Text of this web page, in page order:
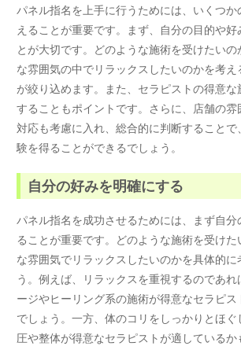
パネル指名を上手に行うためには、いくつか
えることが重要です。まず、自分の目的や好
とが大切です。どのような施術を受けたいの
な雰囲気の中でリラックスしたいのかを考
が絞り込めます。また、セラピストの得意
することもポイントです。さらに、店舗の
対応も考慮に入れ、総合的に判断すること
験を得ることができるでしょう。
自分の好みを明確にする
パネル指名を成功させるためには、まず自
ることが重要です。どのような施術を受けた
な雰囲気でリラックスしたいのかを具体的に
う。例えば、リラックスを重視するのであ
ージやヒーリング系の施術が得意なセラピ
でしょう。一方、体のコリをしっかりとほ
圧や整体が得意なセラピストが適しているか